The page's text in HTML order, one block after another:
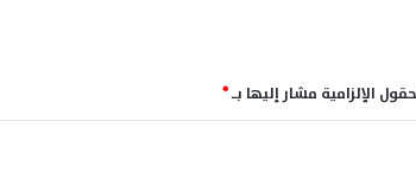
الإلزامية مشار إليها بـ*